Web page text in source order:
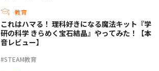
教育
#STEAM教育
これはハマる！ 理科好きになる魔法キット『学
研の科学 きらめく宝石結晶』やってみた！【本
音レビュー】